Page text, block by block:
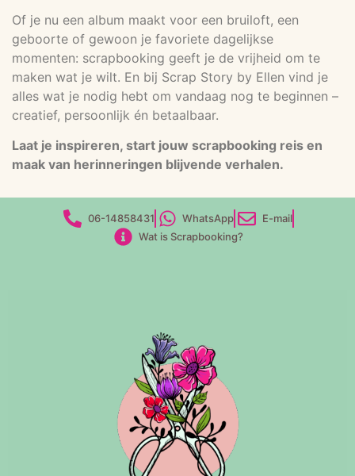
Of je nu een album maakt voor een bruiloft, een
geboorte of gewoon je favoriete dagelijkse
momenten: scrapbooking geeft je de vrijheid om te
maken wat je wilt. En bij Scrap Story by Ellen vind je
alles wat je nodig hebt om vandaag nog te beginnen –
creatief, persoonlijk én betaalbaar.
Laat je inspireren, start jouw scrapbooking reis en
maak van herinneringen blijvende verhalen.
06-14858431 WhatsApp
E-mail
Wat is Scrapbooking?